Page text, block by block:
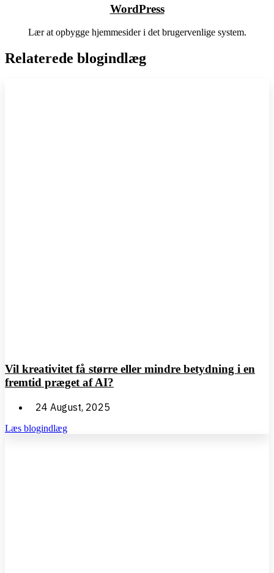
WordPress
Lær at opbygge hjemmesider i det brugervenlige system.
Relaterede blogindlæg
Vil kreativitet få større eller mindre betydning i en
fremtid præget af AI?
24 August, 2025
Læs blogindlæg